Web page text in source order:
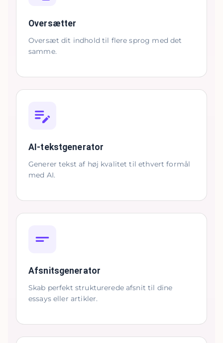
Oversætter
Oversæt dit indhold til flere sprog med det
samme.
AI-tekstgenerator
Generer tekst af høj kvalitet til ethvert formål
med AI.
Afsnitsgenerator
Skab perfekt strukturerede afsnit til dine
essays eller artikler.